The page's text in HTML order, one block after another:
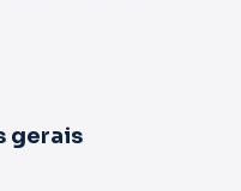
gerais